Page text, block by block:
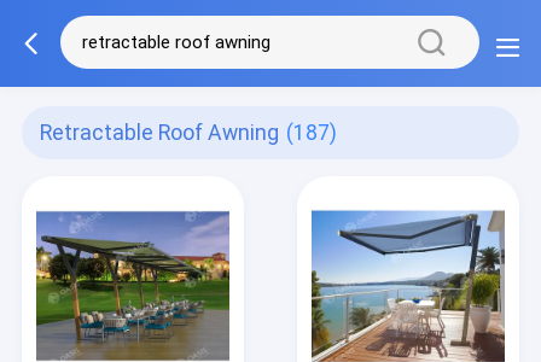
Retractable Roof Awning (187)